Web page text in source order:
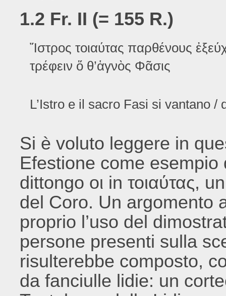
1.2 Fr. II (= 155 R.)
Ἴστρος τοιαύτας παρθένους
τρέφειν ὅ θ’ἁγνὸς Φᾶσις
L’Istro e il sacro Fasi si vantano /
Si è voluto leggere in
Efestione come
dittongo οι in τοιαύτας,
del Coro. Un argomento
proprio l’uso del
persone presenti sulla
risulterebbe composto,
da fanciulle lidie: un